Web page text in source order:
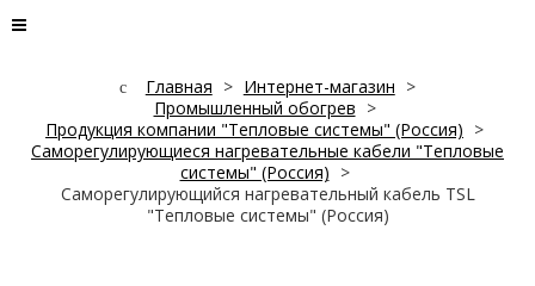
Главная > Интернет-магазин >
Промышленный обогрев >
Продукция компании "Тепловые системы" (Россия) >
Саморегулирующиеся нагревательные кабели "Тепловые
системы" (Россия) >
Саморегулирующийся нагревательный кабель TSL
"Тепловые системы" (Россия)